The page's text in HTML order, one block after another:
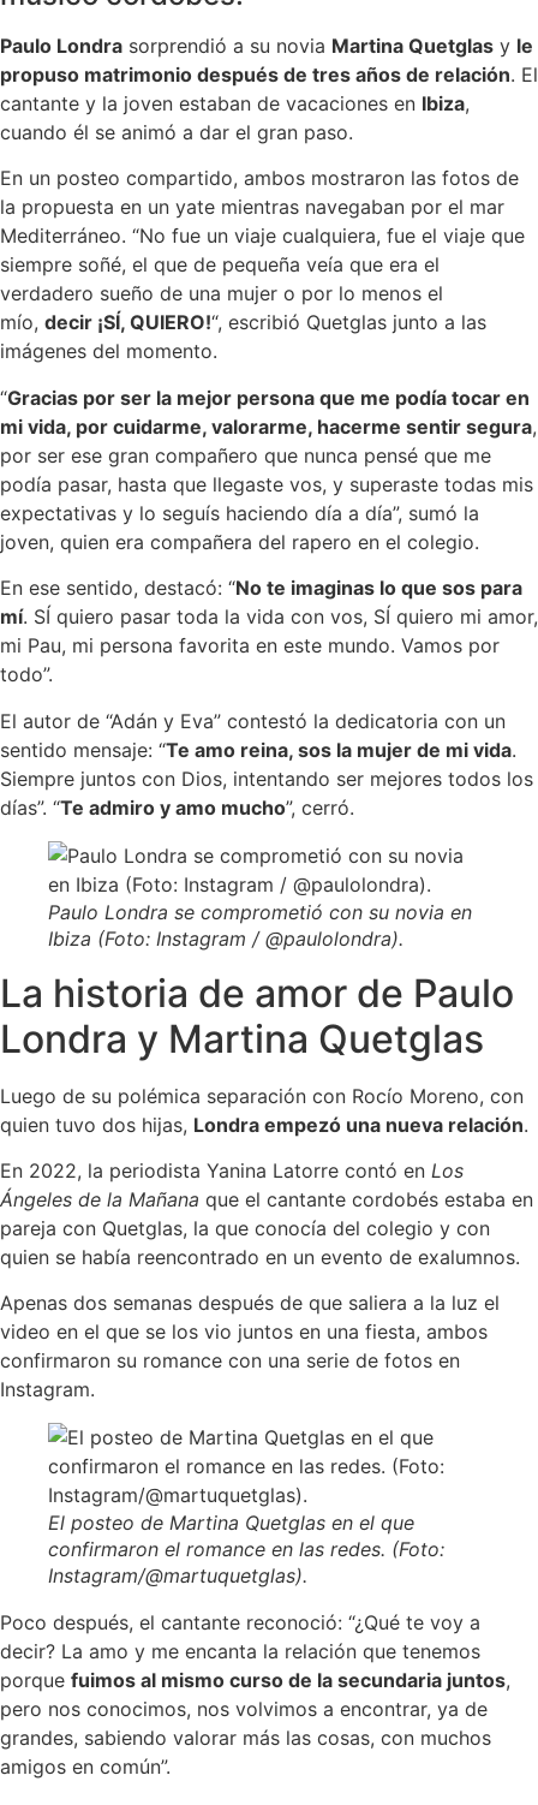
Paulo Londra sorprendió a su novia Martina Quetglas y le
propuso matrimonio después de tres años de relación. El
cantante y la joven estaban de vacaciones en Ibiza,
cuando él se animó a dar el gran paso.
En un posteo compartido, ambos mostraron las fotos de
la propuesta en un yate mientras navegaban por el mar
Mediterráneo. “No fue un viaje cualquiera, fue el viaje que
siempre soñé, el que de pequeña veía que era el
verdadero sueño de una mujer o por lo menos el
mío, decir ¡SÍ, QUIERO!“, escribió Quetglas junto a las
imágenes del momento.
“Gracias por ser la mejor persona que me podía tocar en
mi vida, por cuidarme, valorarme, hacerme sentir segura,
por ser ese gran compañero que nunca pensé que me
podía pasar, hasta que llegaste vos, y superaste todas mis
expectativas y lo seguís haciendo día a día”, sumó la
joven, quien era compañera del rapero en el colegio.
En ese sentido, destacó: “No te imaginas lo que sos para
mí. SÍ quiero pasar toda la vida con vos, SÍ quiero mi amor,
mi Pau, mi persona favorita en este mundo. Vamos por
todo”.
El autor de “Adán y Eva” contestó la dedicatoria con un
sentido mensaje: “Te amo reina, sos la mujer de mi vida.
Siempre juntos con Dios, intentando ser mejores todos los
días”. “Te admiro y amo mucho”, cerró.
Paulo Londra se comprometió con su novia en
Ibiza (Foto: Instagram / @paulolondra).
La historia de amor de Paulo
Londra y Martina Quetglas
Luego de su polémica separación con Rocío Moreno, con
quien tuvo dos hijas, Londra empezó una nueva relación.
En 2022, la periodista Yanina Latorre contó en Los
Ángeles de la Mañana que el cantante cordobés estaba en
pareja con Quetglas, la que conocía del colegio y con
quien se había reencontrado en un evento de exalumnos.
Apenas dos semanas después de que saliera a la luz el
video en el que se los vio juntos en una fiesta, ambos
confirmaron su romance con una serie de fotos en
Instagram.
El posteo de Martina Quetglas en el que
confirmaron el romance en las redes. (Foto:
Instagram/@martuquetglas).
Poco después, el cantante reconoció: “¿Qué te voy a
decir? La amo y me encanta la relación que tenemos
porque fuimos al mismo curso de la secundaria juntos,
pero nos conocimos, nos volvimos a encontrar, ya de
grandes, sabiendo valorar más las cosas, con muchos
amigos en común”.